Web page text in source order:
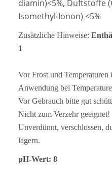
diamin)<5%, Duftstoffe
Isomethyl-Ionon) <5%
Zusätzliche Hinweise:
1
Vor Frost und Temperaturen
Anwendung bei
Vor Gebrauch bitte gut
Nicht zum Verzehr geeignet!
Unverdünnt, verschlossen,
lagern.
pH-Wert: 8